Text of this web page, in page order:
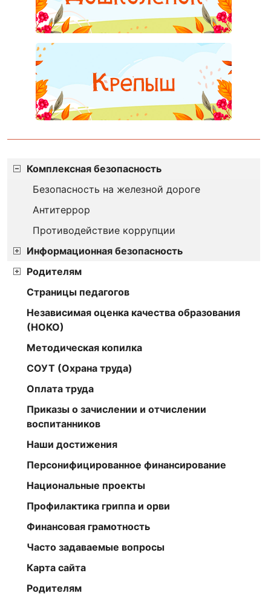
Комплексная безопасность
Безопасность на железной дороге
Антитеррор
Противодействие коррупции
Информационная безопасность
Родителям
Страницы педагогов
Независимая оценка качества образования
(НОКО)
Методическая копилка
СОУТ (Охрана труда)
Оплата труда
Приказы о зачислении и отчислении
воспитанников
Наши достижения
Персонифицированное финансирование
Национальные проекты
Профилактика гриппа и орви
Финансовая грамотность
Часто задаваемые вопросы
Карта сайта
Родителям